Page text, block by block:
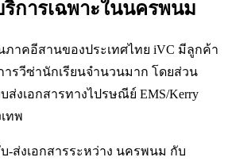
การเฉพาะในนครพนม
าคอีสานของประเทศไทย iVC มีลูกค้า
รวีซ่านักเรียนจำนวนมาก โดยส่วน
งเอกสารทางไปรษณีย์ EMS/Kerry
ทพ
-ส่งเอกสารระหว่าง นครพนม กับ